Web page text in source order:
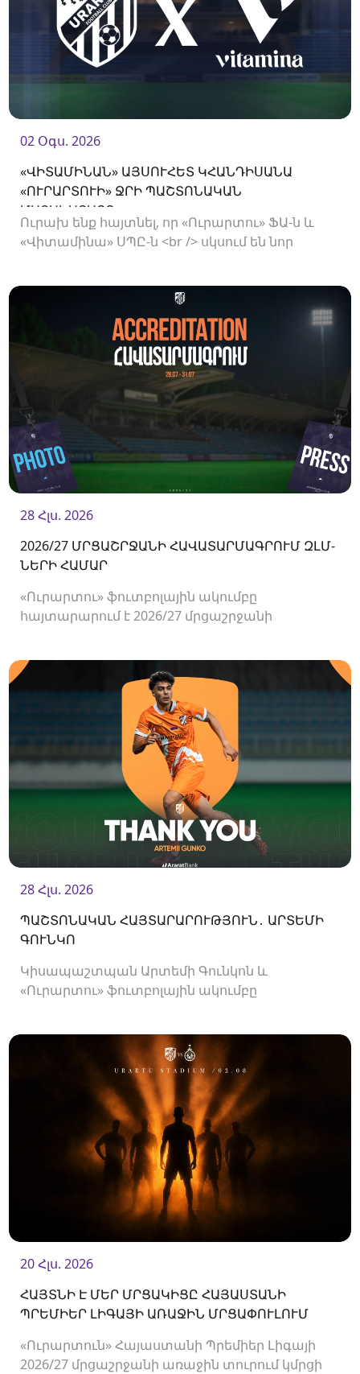
02 Օգս. 2026
«ՎԻՏԱՄԻՆԱՆ» ԱՅՍՈՒՀԵՏ ԿՀԱՆԴԻՍԱՆԱ
«ՈՒՐԱՐՏՈՒԻ» ՋՐԻ ՊԱՇՏՈՆԱԿԱՆ
ՄԱՏԱԿԱՐԱՐԸ
Ուրախ ենք հայտնել, որ «Ուրարտու» ՖԱ-ն և
«Վիտամինա» ՍՊԸ-ն <br /> սկսում են նոր
28 Հլս. 2026
2026/27 ՄՐՑԱՇՐՋԱՆԻ ՀԱՎԱՏԱՐՄԱԳՐՈՒՄ ԶԼՄ-
ՆԵՐԻ ՀԱՄԱՐ
«Ուրարտու» ֆուտբոլային ակումբը
հայտարարում է 2026/27 մրցաշրջանի
մեկնարկի մասին։
28 Հլս. 2026
ՊԱՇՏՈՆԱԿԱՆ ՀԱՅՏԱՐԱՐՈՒԹՅՈՒՆ․ ԱՐՏԵՄԻ
ԳՈՒՆԿՈ
Կիսապաշտպան Արտեմի Գունկոն և
«Ուրարտու» ֆուտբոլային ակումբը
20 Հլս. 2026
ՀԱՅՏՆԻ Է ՄԵՐ ՄՐՑԱԿԻՑԸ ՀԱՅԱՍՏԱՆԻ
ՊՐԵՄԻԵՐ ԼԻԳԱՅԻ ԱՌԱՋԻՆ ՄՐՑԱՓՈՒԼՈՒՄ
«Ուրարտուն» Հայաստանի Պրեմիեր Լիգայի
2026/27 մրցաշրջանի առաջին տուրում կմրցի